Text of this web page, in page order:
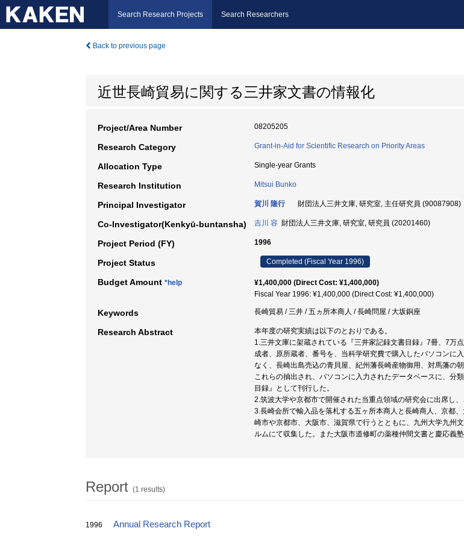
Search Research Projects Search Researchers
Back to previous page
近世長崎貿易に関する三井家文書の情報化
Project/Area Number 08205205
Research Category Grant-in-Aid for Scientific Research on Priority Areas
Allocation Type Single-year Grants
Research Institution Mitsui Bunko
Principal Investigator 賀川 隆行 財団法人三井文庫, 研究室, 主任研究員 (90087908)
Co-Investigator(Kenkyū-buntansha) 吉川 容 財団法人三井文庫, 研究室, 研究員 (20201460)
Project Period (FY) 1996
Project Status Completed (Fiscal Year 1996)
Budget Amount *help
¥1,400,000 (Direct Cost: ¥1,400,000)
Fiscal Year 1996: ¥1,400,000 (Direct Cost: ¥1,400,000)
Keywords 長崎貿易 / 三井 / 五ヵ所本商人 / 長崎問屋 / 大坂銅座
Research Abstract
本年度の研究実績は以下のとおりである。
1.三井文庫に架蔵されている『三井家記録文書目録』7冊、7万
成者、原所蔵者、番号を、当科学研究費で購入したパソコンに
なく、長崎出島売込の青貝屋、紀州藩長崎産物御用、対馬藩の
これらの抽出され、パソコンに入力されたデータベースに、分
目録』として刊行した。
2.筑波大学や京都市で開催された当重点領域の研究会に出席し、
3.長崎会所で輸入品を落札する五ヶ所本商人と長崎商人、京都
崎市や京都市、大阪市、滋賀県で行うとともに、九州大学九州
ルムにて収集した。また大阪市道修町の薬種仲間文書と慶応義
Report (1 results)
1996 Annual Research Report